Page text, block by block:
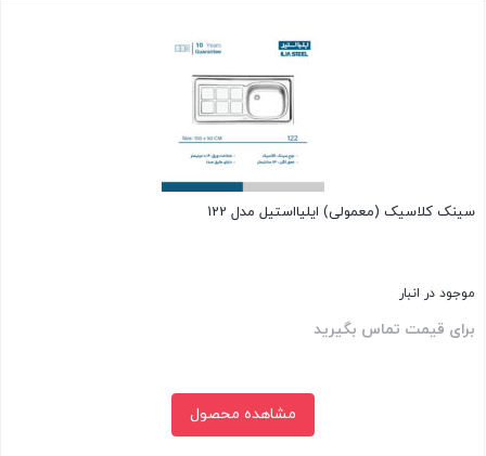
سینک کلاسیک (معمولی) ایلیااستیل مدل 122
موجود در انبار
برای قیمت تماس بگیرید
مشاهده محصول